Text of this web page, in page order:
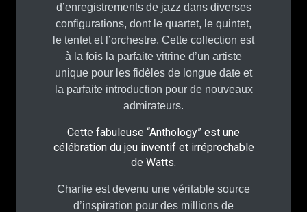
d’enregistrements de jazz dans diverses
configurations, dont le quartet, le quintet,
le tentet et l’orchestre. Cette collection est
à la fois la parfaite vitrine d’un artiste
unique pour les fidèles de longue date et
la parfaite introduction pour de nouveaux
admirateurs.
Cette fabuleuse “Anthology” est une
célébration du jeu inventif et irréprochable
de Watts.
Charlie est devenu une véritable source
d’inspiration pour des millions de